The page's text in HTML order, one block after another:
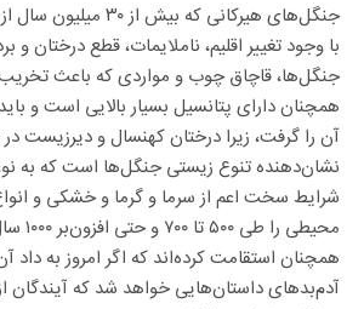
جنگل‌های هیرکانی که
با وجود تغییر اقلیم، ناملایمات، قطع درختان
جنگل‌ها، قاچاق چوب و مواردی که باعث
همچنان دارای پتانسیل بسیار بالایی است و
آن را گرفت، زیرا درختان کهنسال و دیرزیست در
نشان‌دهنده تنوع زیستی جنگل‌ها است که به
شرایط سخت اعم از سرما و گرما و خشکی و
محیطی
همچنان استقامت کرده‌اند که اگر امروز به داد
آدم‌بد‌های داستان‌هایی خواهد شد که آیندگان